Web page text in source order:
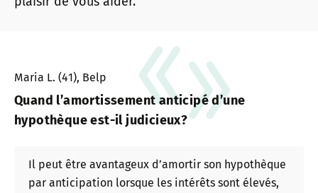
Maria L. (41), Belp
Quand l’amortissement anticipé d’une
hypothèque est-il judicieux?
Il peut être avantageux d’amortir son hypothèque
par anticipation lorsque les intérêts sont élevés,